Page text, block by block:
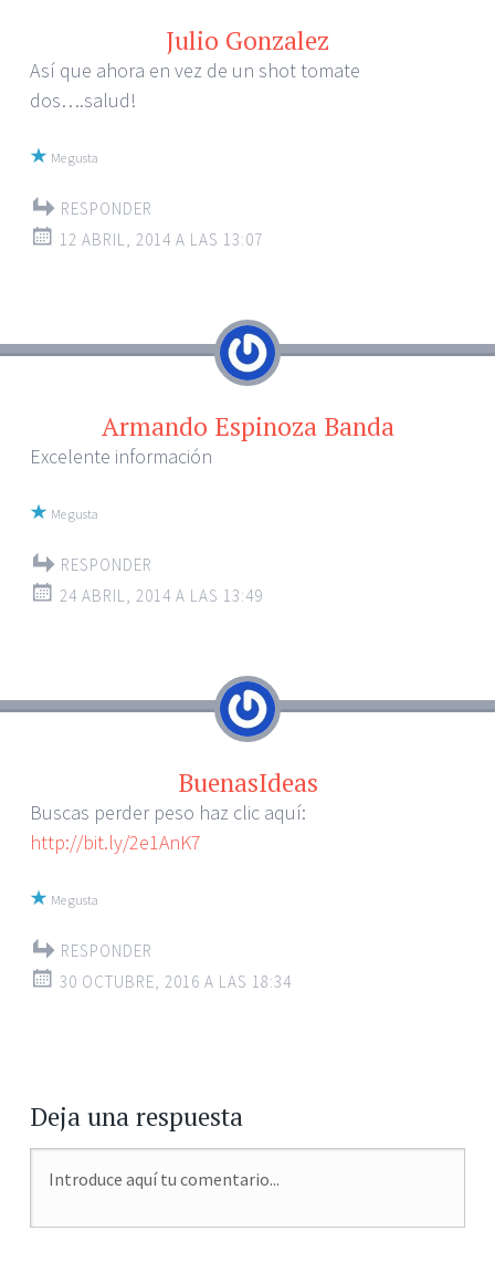
Julio Gonzalez
Así que ahora en vez de un shot tomate
dos….salud!
Me gusta
RESPONDER
12 ABRIL, 2014 A LAS 13:07
Armando Espinoza Banda
Excelente información
Me gusta
RESPONDER
24 ABRIL, 2014 A LAS 13:49
BuenasIdeas
Buscas perder peso haz clic aquí:
http://bit.ly/2e1AnK7
Me gusta
RESPONDER
30 OCTUBRE, 2016 A LAS 18:34
Deja una respuesta